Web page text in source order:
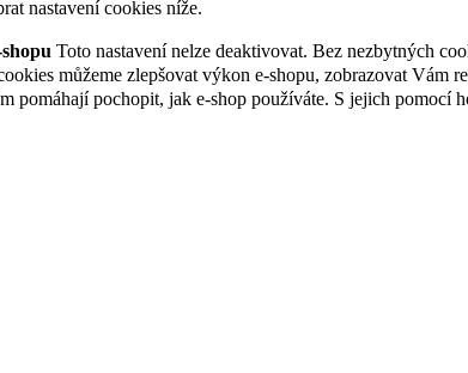
nastavení cookies níže.
Toto nastavení nelze deaktivovat. Bez nezbytných
můžeme zlepšovat výkon e-shopu, zobrazovat Vám
pomáhají pochopit, jak e-shop používáte. S jejich pomocí